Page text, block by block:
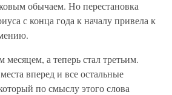
обычаем. Но перестановка
с конца года к началу привела к
а теперь стал третьим.
вперед и все остальные
по смыслу этого слова